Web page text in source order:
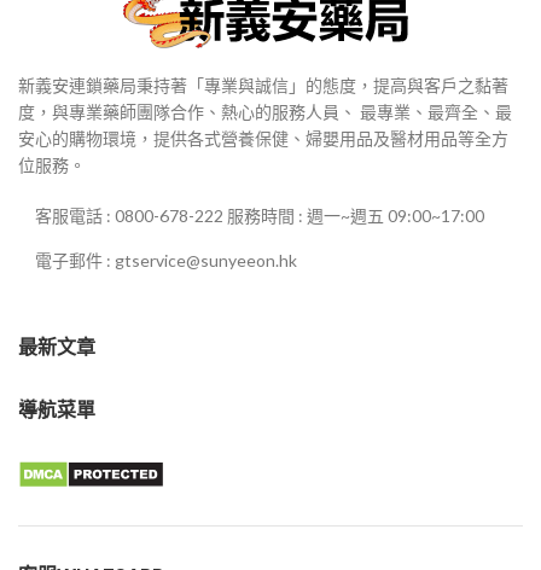
新義安連鎖藥局秉持著「專業與誠信」的態度，提高與客戶之黏著
度，與專業藥師團隊合作、熱心的服務人員、 最專業、最齊全、最
安心的購物環境，提供各式營養保健、婦嬰用品及醫材用品等全方
位服務。
客服電話 : 0800-678-222 服務時間 : 週一~週五 09:00~17:00
電子郵件 : gtservice@sunyeeon.hk
最新文章
導航菜單